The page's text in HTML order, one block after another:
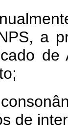
a
de
de